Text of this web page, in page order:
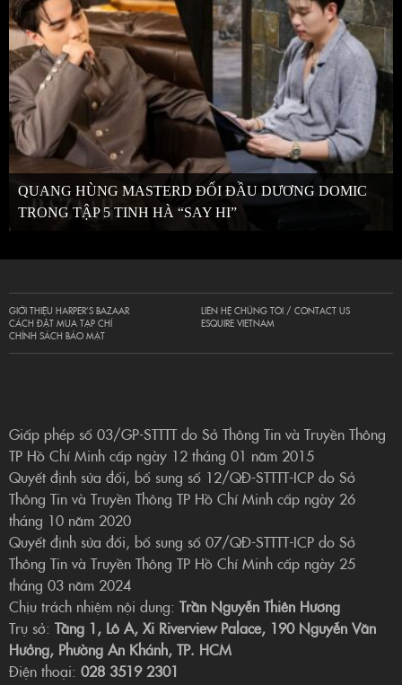
QUANG HÙNG MASTERD ĐỐI ĐẦU DƯƠNG DOMIC
TRONG TẬP 5 TINH HÀ “SAY HI”
GIỚI THIỆU HARPER’S BAZAAR
CÁCH ĐẶT MUA TẠP CHÍ
CHÍNH SÁCH BẢO MẬT
LIÊN HỆ CHÚNG TÔI / CONTACT US
ESQUIRE VIETNAM
Giấp phép số 03/GP-STTTT do Sở Thông Tin và Truyền Thông
TP Hồ Chí Minh cấp ngày 12 tháng 01 năm 2015
Quyết định sửa đổi, bổ sung số 12/QĐ-STTTT-ICP do Sở
Thông Tin và Truyền Thông TP Hồ Chí Minh cấp ngày 26
tháng 10 năm 2020
Quyết định sửa đổi, bổ sung số 07/QĐ-STTTT-ICP do Sở
Thông Tin và Truyền Thông TP Hồ Chí Minh cấp ngày 25
tháng 03 năm 2024
Chịu trách nhiệm nội dung: Trần Nguyễn Thiên Hương
Trụ sở: Tầng 1, Lô A, Xi Riverview Palace, 190 Nguyễn Văn
Hưởng, Phường An Khánh, TP. HCM
Điện thoại: 028 3519 2301